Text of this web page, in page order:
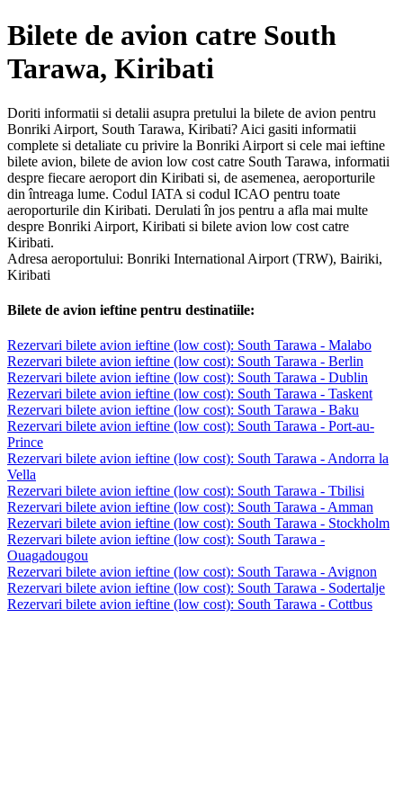
Bilete de avion catre South
Tarawa, Kiribati
Doriti informatii si detalii asupra pretului la bilete de avion pentru
Bonriki Airport, South Tarawa, Kiribati? Aici gasiti informatii
complete si detaliate cu privire la Bonriki Airport si cele mai ieftine
bilete avion, bilete de avion low cost catre South Tarawa, informatii
despre fiecare aeroport din Kiribati si, de asemenea, aeroporturile
din întreaga lume. Codul IATA si codul ICAO pentru toate
aeroporturile din Kiribati. Derulati în jos pentru a afla mai multe
despre Bonriki Airport, Kiribati si bilete avion low cost catre
Kiribati.
Adresa aeroportului: Bonriki International Airport (TRW), Bairiki,
Kiribati
Bilete de avion ieftine pentru destinatiile:
Rezervari bilete avion ieftine (low cost): South Tarawa - Malabo
Rezervari bilete avion ieftine (low cost): South Tarawa - Berlin
Rezervari bilete avion ieftine (low cost): South Tarawa - Dublin
Rezervari bilete avion ieftine (low cost): South Tarawa - Taskent
Rezervari bilete avion ieftine (low cost): South Tarawa - Baku
Rezervari bilete avion ieftine (low cost): South Tarawa - Port-au-
Prince
Rezervari bilete avion ieftine (low cost): South Tarawa - Andorra la
Vella
Rezervari bilete avion ieftine (low cost): South Tarawa - Tbilisi
Rezervari bilete avion ieftine (low cost): South Tarawa - Amman
Rezervari bilete avion ieftine (low cost): South Tarawa - Stockholm
Rezervari bilete avion ieftine (low cost): South Tarawa -
Ouagadougou
Rezervari bilete avion ieftine (low cost): South Tarawa - Avignon
Rezervari bilete avion ieftine (low cost): South Tarawa - Sodertalje
Rezervari bilete avion ieftine (low cost): South Tarawa - Cottbus